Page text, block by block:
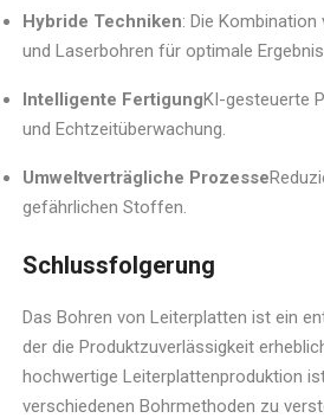
Hybride Techniken: Die
und Laserbohren für optimale
Intelligente FertigungKI-gesteuerte
und Echtzeitüberwachung.
Umweltverträgliche Prozesse
gefährlichen Stoffen.
Schlussfolgerung
Das Bohren von Leiterplatten ist ein
der die Produktzuverlässigkeit
hochwertige Leiterplattenproduktion
verschiedenen Bohrmethoden zu